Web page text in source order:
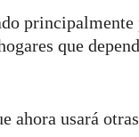
principalmente
que
ahora usará